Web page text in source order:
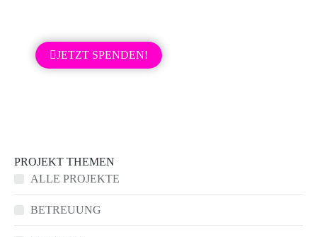
JETZT SPENDEN!
PROJEKT THEMEN
ALLE PROJEKTE
BETREUUNG